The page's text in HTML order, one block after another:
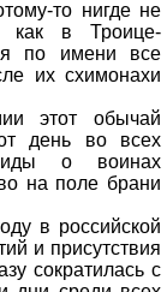
то нигде не
как в Троице-
по имени все
их схимонахи
этот обычай
день во всех
о воинах
на поле брани
в российской
и присутствия
сократилась с